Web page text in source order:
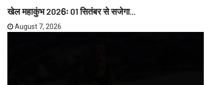
खेल महाकुंभ 2026ः 01 सितंबर से सजेगा...
August 7, 2026